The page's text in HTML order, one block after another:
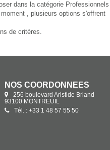
dans la catégorie Professionnels
, plusieurs options s'offrent
de critères.
NOS COORDONNÉES
256 boulevard Aristide Briand
93100 MONTREUIL
Tél. : +33 1 48 57 55 50